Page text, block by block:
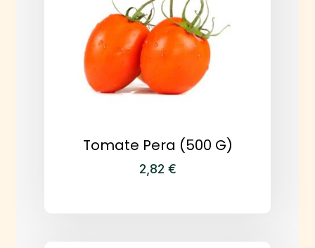
Tomate Pera (500 G)
2,82 €